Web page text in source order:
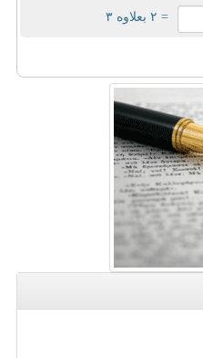
= ۲ بعلاوه ۳